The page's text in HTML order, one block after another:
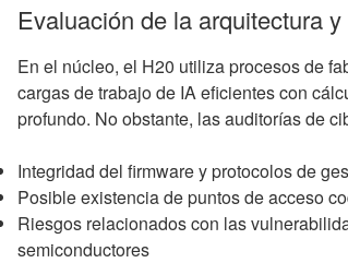
Evaluación de la arquitectura
En el núcleo, el H20 utiliza procesos de
cargas de trabajo de IA eficientes con
profundo. No obstante, las auditorías de
Integridad del firmware y protocolos de
Posible existencia de puntos de acceso
Riesgos relacionados con las
semiconductores